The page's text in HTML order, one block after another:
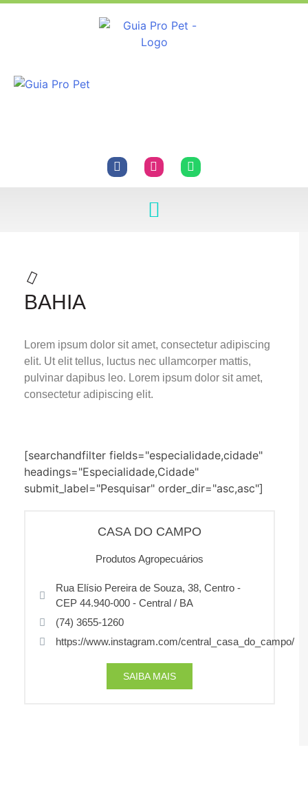
BAHIA
Lorem ipsum dolor sit amet, consectetur adipiscing
elit. Ut elit tellus, luctus nec ullamcorper mattis,
pulvinar dapibus leo. Lorem ipsum dolor sit amet,
consectetur adipiscing elit.
[searchandfilter fields="especialidade,cidade"
headings="Especialidade,Cidade"
submit_label="Pesquisar" order_dir="asc,asc"]
CASA DO CAMPO
Produtos Agropecuários
Rua Elísio Pereira de Souza, 38, Centro -
CEP 44.940-000 - Central / BA
(74) 3655-1260
https://www.instagram.com/central_casa_do_campo/
SAIBA MAIS